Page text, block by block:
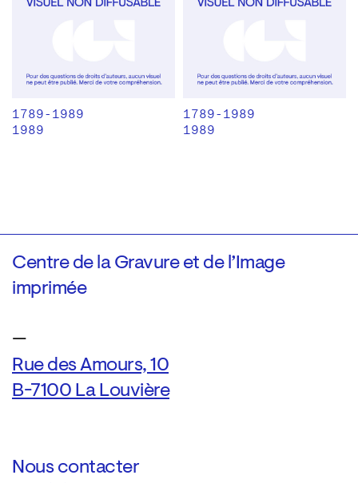
1789-1989
1989
1789-1989
1989
Centre de la Gravure et de l’Image
imprimée
—
Rue des Amours, 10
B-7100 La Louvière
Nous contacter